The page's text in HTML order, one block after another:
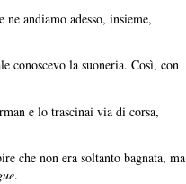
andiamo adesso, insieme,
conoscevo la suoneria. Così, con
e lo trascinai via di corsa,
che non era soltanto bagnata, ma
.